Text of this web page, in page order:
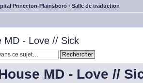
Princeton-Plainsboro ‹ Salle de traduction
MD - Love // Sick
MD - Love //